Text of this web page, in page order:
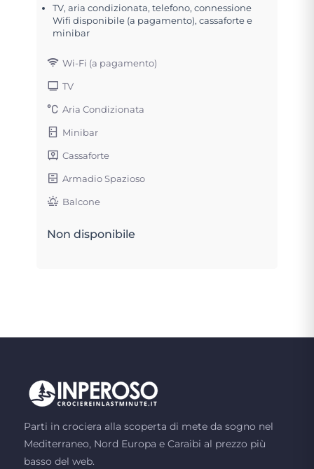
TV, aria condizionata, telefono, connessione
Wifi disponibile (a pagamento), cassaforte e
minibar
Wi-Fi (a pagamento)
TV
Aria Condizionata
Minibar
Cassaforte
Armadio Spazioso
Balcone
Non disponibile
Parti in crociera alla scoperta di mete da sogno nel
Mediterraneo, Nord Europa e Caraibi al prezzo più
basso del web.